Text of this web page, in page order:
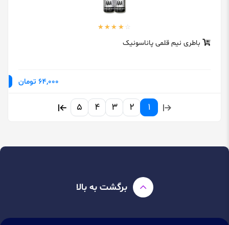
باطری نیم قلمی پاناسونیک
64,000 تومان
1
2
3
4
5
برگشت به بالا